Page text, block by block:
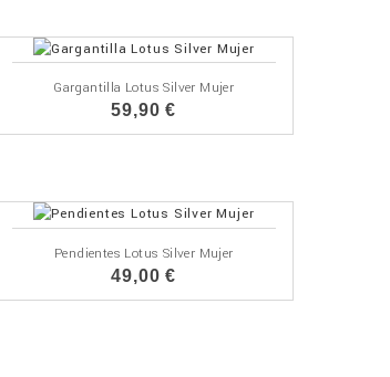
Gargantilla Lotus Silver Mujer
59,90 €
Pendientes Lotus Silver Mujer
49,00 €